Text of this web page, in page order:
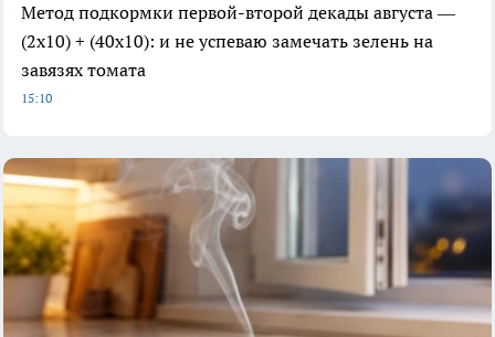
Метод подкормки первой-второй декады августа —
(2х10) + (40х10): и не успеваю замечать зелень на
завязях томата
15:10